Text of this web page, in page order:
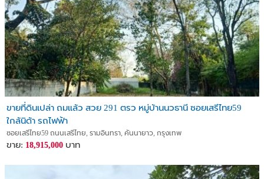
ขายที่ดินเปล่า ถมแล้ว สวย 291 ตรว หมู่บ้านนวธานี ซอยเสรีไทย59
ใกล้นิด้า รถไฟฟ้า
ซอยเสรีไทย59 ถนนเสรีไทย, รามอินทรา, คันนายาว, กรุงเทพ
ขาย: 18,915,000 บาท